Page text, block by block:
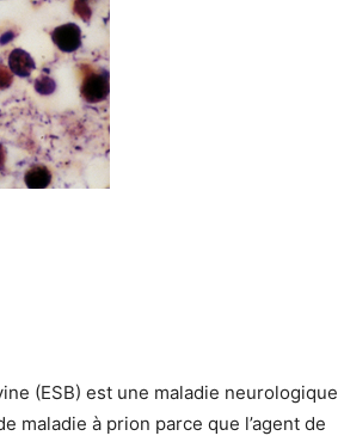
(ESB) est une maladie neurologique
maladie à prion parce que l’agent de